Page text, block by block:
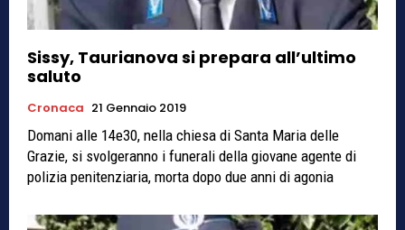
Sissy, Taurianova si prepara all’ultimo
saluto
Cronaca 21 Gennaio 2019
Domani alle 14e30, nella chiesa di Santa Maria delle
Grazie, si svolgeranno i funerali della giovane agente di
polizia penitenziaria, morta dopo due anni di agonia